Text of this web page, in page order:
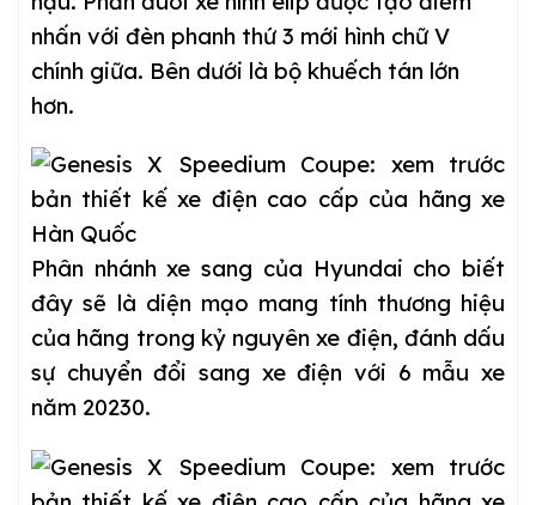
nhấn với đèn phanh thứ 3 mới hình chữ V
chính giữa. Bên dưới là bộ khuếch tán lớn
hơn.
Phân nhánh xe sang của Hyundai cho biết
đây sẽ là diện mạo mang tính thương hiệu
của hãng trong kỷ nguyên xe điện, đánh dấu
sự chuyển đổi sang xe điện với 6 mẫu xe
năm 20230.